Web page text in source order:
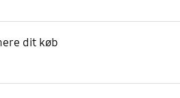
dit køb